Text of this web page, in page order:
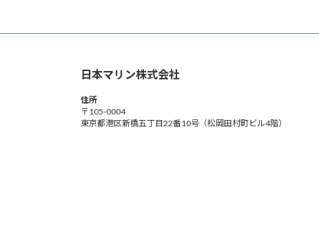
日本マリン株式会社
住所
〒105-0004
東京都港区新橋五丁目22番10号（松岡田村町ビル4階）